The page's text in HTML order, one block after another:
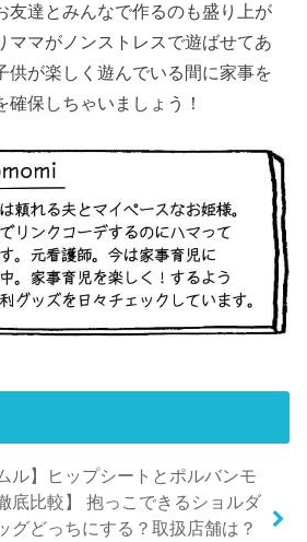
友達とみんなで作るのも盛り上が
ママがノンストレスで遊ばせてあ
供が楽しく遊んでいる間に家事を
確保しちゃいましょう！
ル】ヒップシートとポルバンモ
底比較】 抱っこできるショルダ
グどっちにする？取扱店舗は？